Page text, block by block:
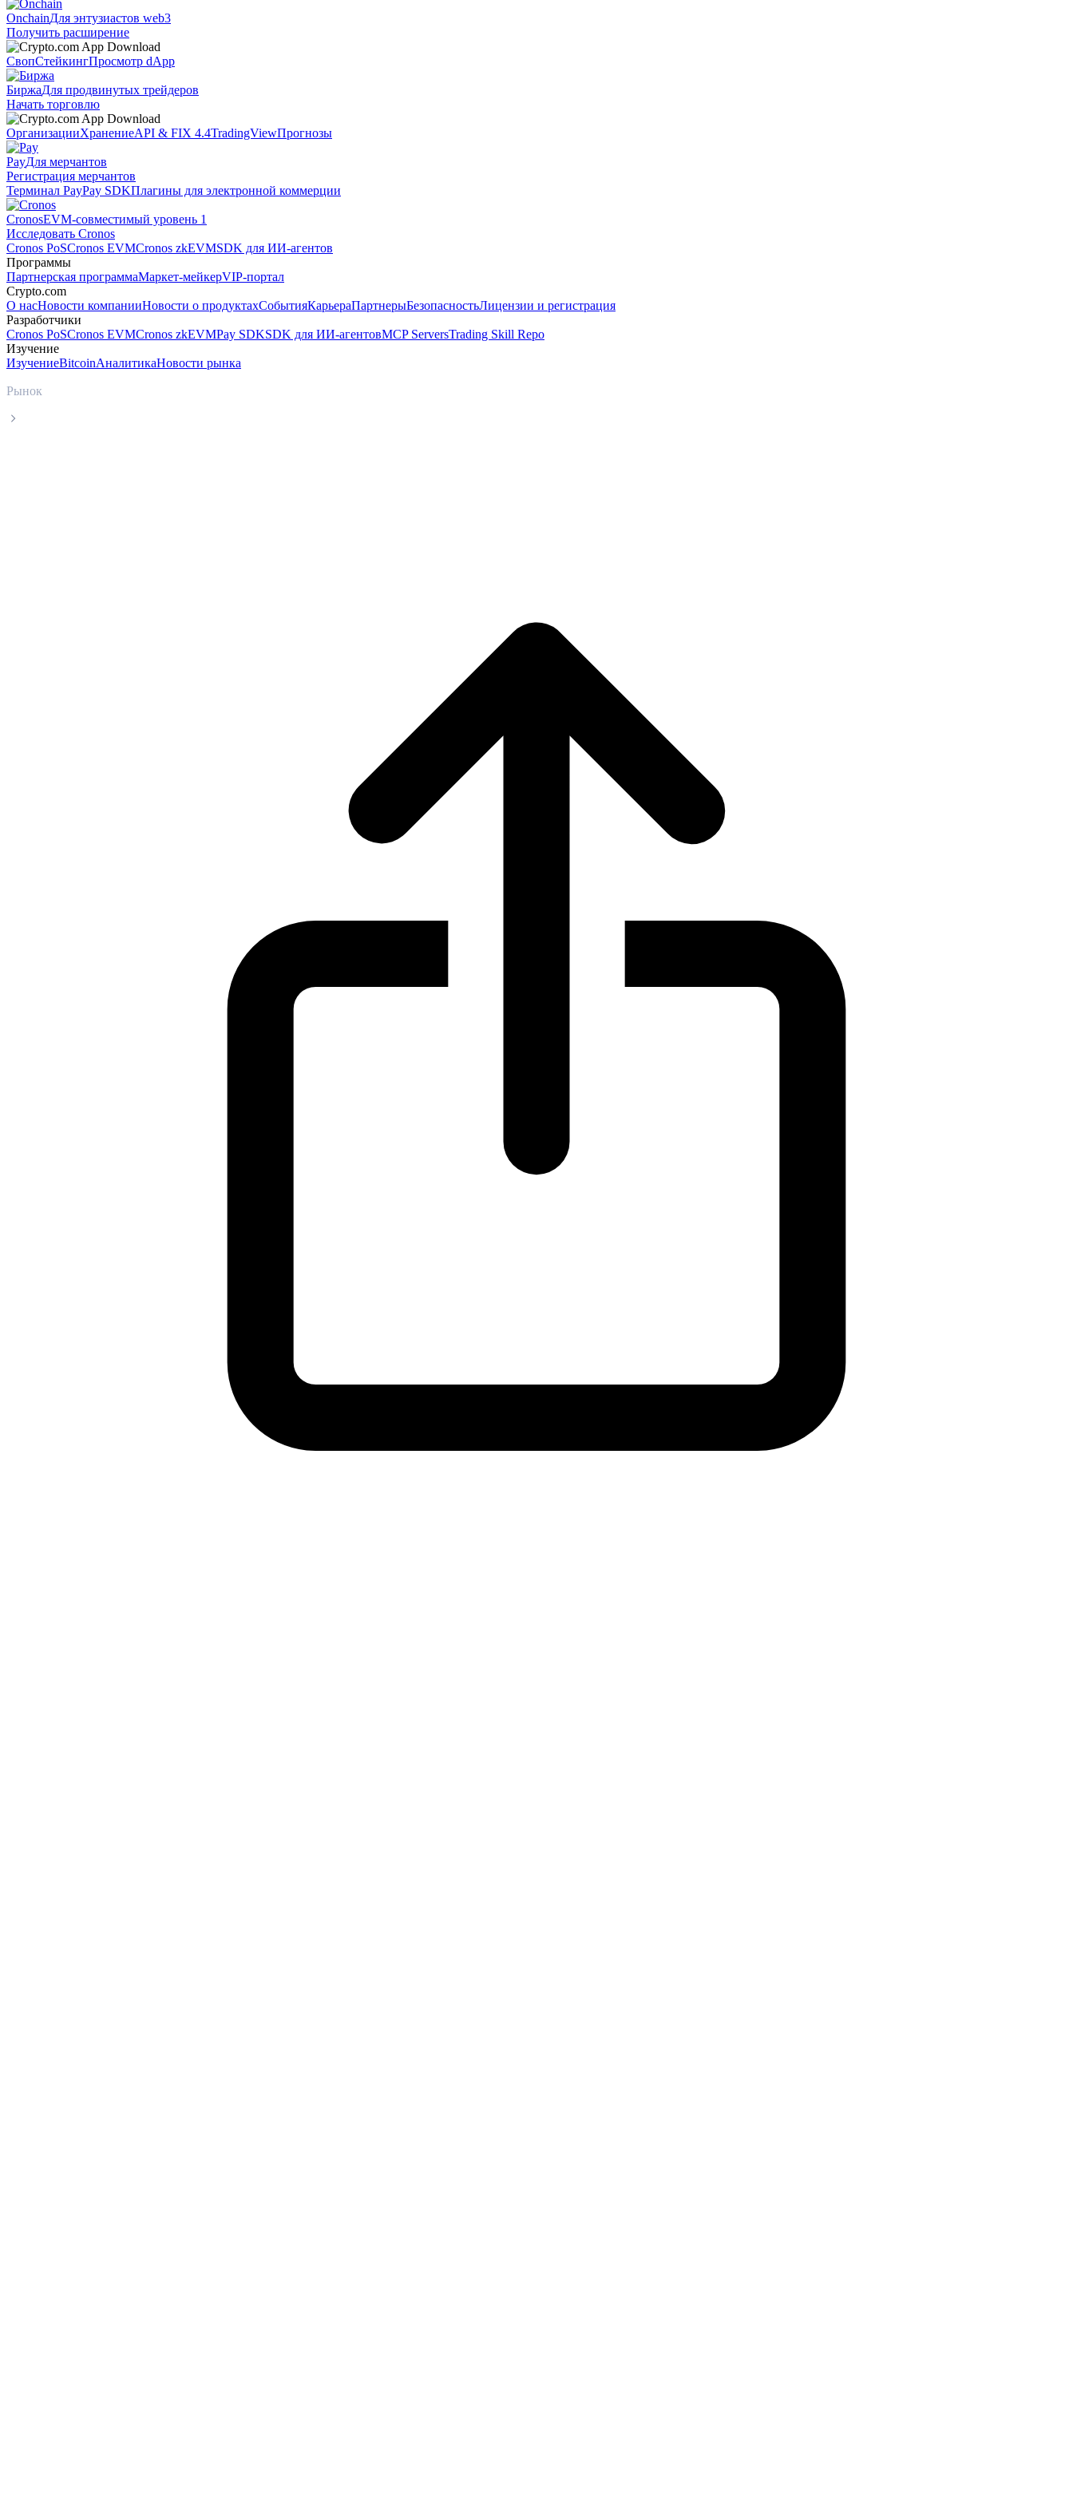
OnchainДля энтузиастов web3
Получить расширение
СвопСтейкингПросмотр dApp
БиржаДля продвинутых трейдеров
Начать торговлю
ОрганизацииХранениеAPI & FIX 4.4TradingViewПрогнозы
PayДля мерчантов
Регистрация мерчантов
Терминал PayPay SDKПлагины для электронной коммерции
CronosEVM-совместимый уровень 1
Исследовать Cronos
Cronos PoSCronos EVMCronos zkEVMSDK для ИИ-агентов
Программы
Партнерская программаМаркет-мейкерVIP-портал
Crypto.com
О насНовости компанииНовости о продуктахСобытияКарьераПартнерыБезопасностьЛицензии и регистрация
Разработчики
Cronos PoSCronos EVMCronos zkEVMPay SDKSDK для ИИ-агентовMCP ServersTrading Skill Repo
Изучение
ИзучениеBitcoinАналитикаНовости рынка
Рынок